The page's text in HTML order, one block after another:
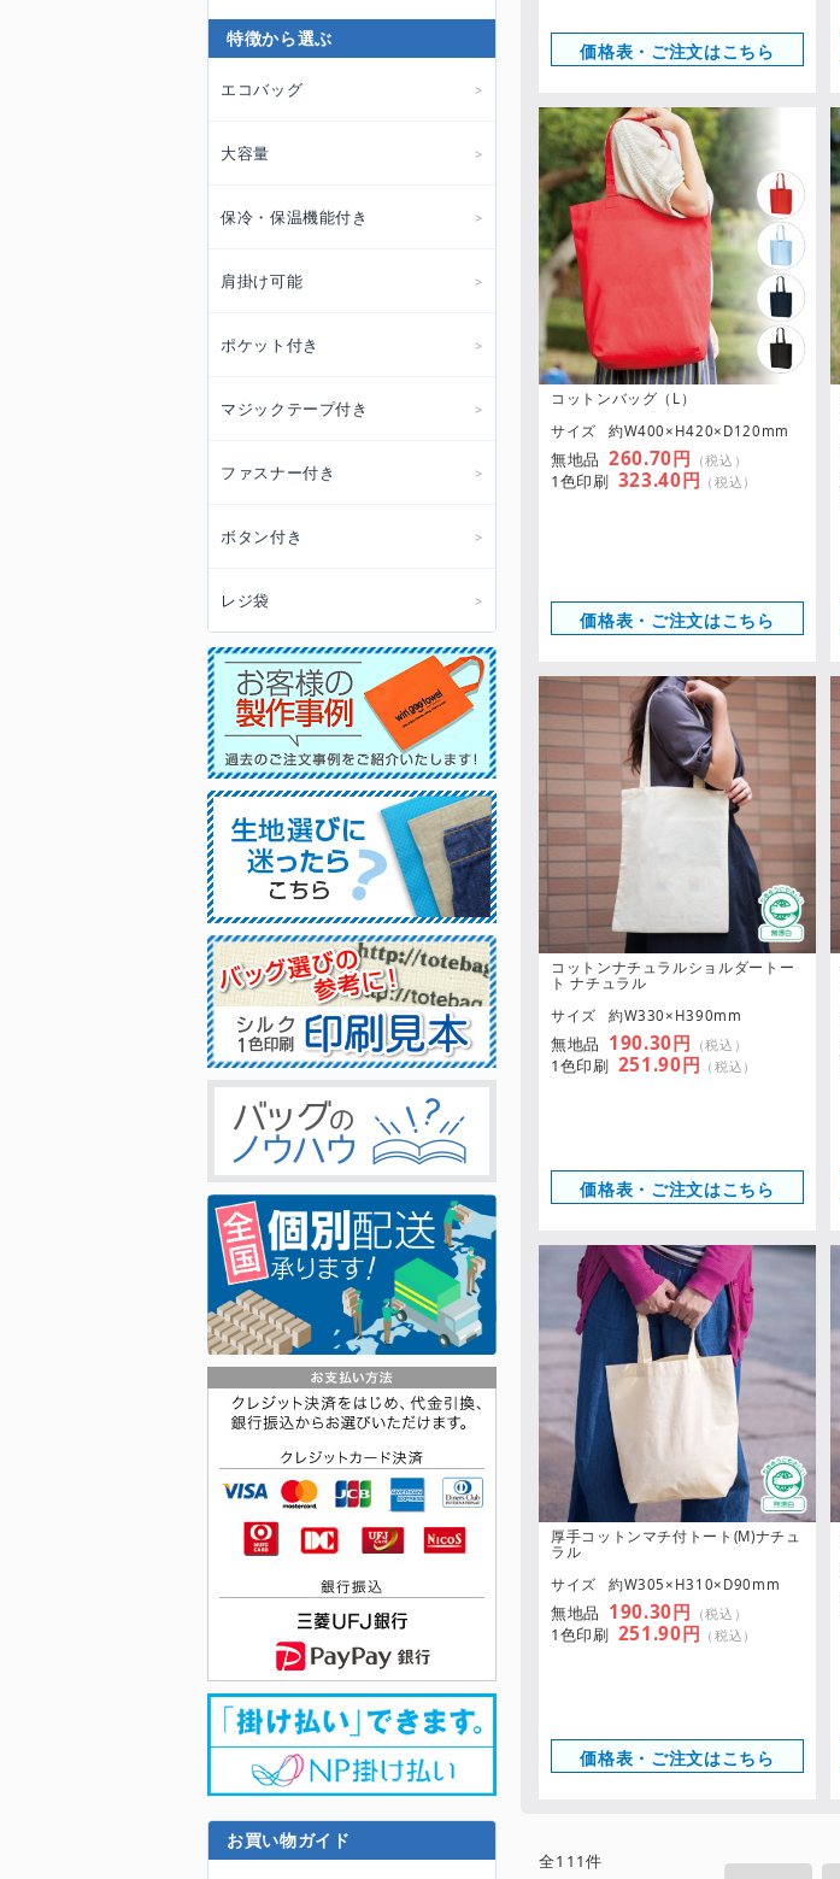
価格表・ご注文はこちら
コットンバッグ（L）
サイズ
約W400×H420×D120mm
無地品 260.70円 （税込）
1色印刷 323.40円 （税込）
価格表・ご注文はこちら
コットンナチュラルショルダートー
ト ナチュラル
サイズ
約W330×H390mm
無地品 190.30円 （税込）
1色印刷 251.90円 （税込）
価格表・ご注文はこちら
厚手コットンマチ付トート(M)ナチュ
ラル
サイズ
約W305×H310×D90mm
無地品 190.30円 （税込）
1色印刷 251.90円 （税込）
価格表・ご注文はこちら
全111件
特徴から選ぶ
エコバッグ
大容量
保冷・保温機能付き
肩掛け可能
ポケット付き
マジックテープ付き
ファスナー付き
ボタン付き
レジ袋
お買い物ガイド